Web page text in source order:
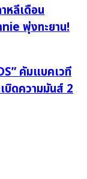
หลีเดือน
พุ่งทะยาน!
คัมแบคเวที
บิดความมันส์ 2